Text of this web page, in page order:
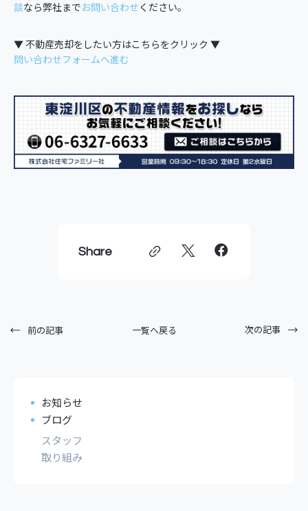
談なら弊社まで お問い合わせ ください。
▼ 不動産売却をしたい方はこちらをクリック ▼
問い合わせフォームへ進む
Share
前の記事 一覧へ戻る 次の記事
お知らせ
ブログ
スタッフ
取り組み